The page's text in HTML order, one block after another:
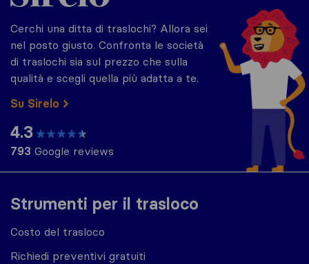
Strumenti per il trasloco
Costo del trasloco
Richiedi preventivi gratuiti
Cerchi una ditta di traslochi? Allora sei
nel posto giusto. Confronta le società
di traslochi sia sul prezzo che sulla
qualità e scegli quella più adatta a te.
Su Sirelo
4.3
793 Google reviews